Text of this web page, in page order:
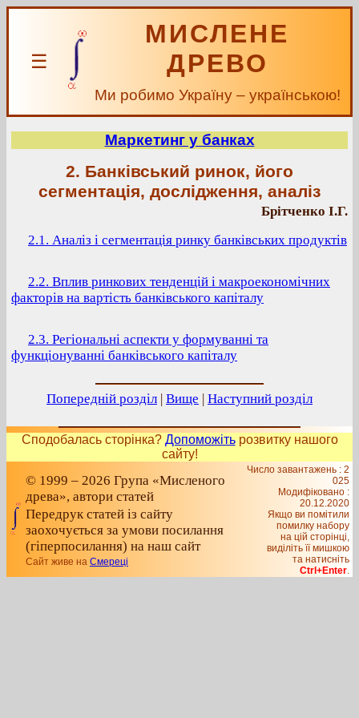
☰
МИСЛЕНЕ
ДРЕВО
Ми робимо Україну – українською!
Маркетинг у банках
2. Банківський ринок, його
сегментація, дослідження, аналіз
Брітченко І.Г.
2.1. Аналіз і сегментація ринку банківських продуктів
2.2. Вплив ринкових тенденцій і макроекономічних
факторів на вартість банківського капіталу
2.3. Регіональні аспекти у формуванні та
функціонуванні банківського капіталу
Попередній розділ | Вище | Наступний розділ
Сподобалась сторінка? Допоможітьрозвитку нашого
сайту!
© 1999 – 2026 Група «Мисленого
древа», автори статей
Передрук статей із сайту
заохочується за умови посилання
(гіперпосилання) на наш сайт
Сайт живе на Смереці
Число завантажень : 2
025
Модифіковано :
20.12.2020
Якщо ви помітили
помилку набору
на цiй сторiнцi,
видiлiть її мишкою
та натисніть
Ctrl+Enter.